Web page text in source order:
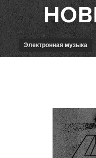
Электронная музыка